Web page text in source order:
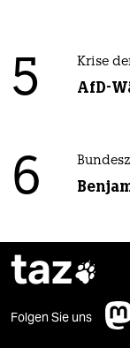
5 Krise
AfD-
6
taz
Folgen Sie uns